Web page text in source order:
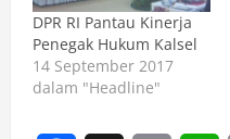
DPR RI Pantau Kinerja
Penegak Hukum Kalsel
14 September 2017
dalam "Headline"